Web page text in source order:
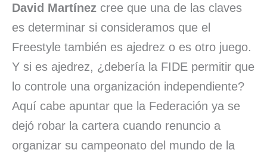
David Martínez cree que una de las claves
es determinar si consideramos que el
Freestyle también es ajedrez o es otro juego.
Y si es ajedrez, ¿debería la FIDE permitir que
lo controle una organización independiente?
Aquí cabe apuntar que la Federación ya se
dejó robar la cartera cuando renuncio a
organizar su campeonato del mundo de la